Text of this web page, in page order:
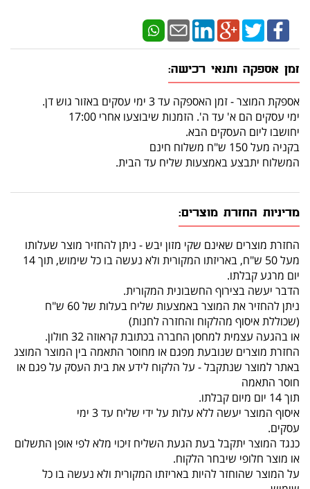
זמן אספקה ותנאי רכישה:
אספקת המוצר - זמן האספקה עד 3 ימי עסקים באזור גוש דן.
ימי עסקים הם א' עד ה'. הזמנות שיבוצעו אחרי 17:00
יחושבו ליום העסקים הבא.
בקניה מעל 150 ש"ח משלוח חינם
המשלוח יתבצע באמצעות שליח עד הבית.
מדיניות החזרת מוצרים:
החזרת מוצרים שאינם שקי מזון יבש - ניתן להחזיר מוצר שעלותו
מעל 50 ש"ח, באריזתו המקורית ולא נעשה בו כל שימוש, תוך 14
יום מרגע קבלתו.
הדבר יעשה בצירוף החשבונית המקורית.
ניתן להחזיר את המוצר באמצעות שליח בעלות של 60 ש"ח
(שכוללת איסוף מהלקוח והחזרה לחנות)
או בהגעה עצמית למחסן החברה בכתובת קראוזה 32 חולון.
החזרת מוצרים שנובעת מפגם או מחוסר התאמה בין המוצר המוצג
באתר למוצר שנתקבל - על הלקוח לידע את בית העסק על פגם או
חוסר התאמה
תוך 14 יום מיום קבלתו.
איסוף המוצר יעשה ללא עלות על ידי שליח עד 3 ימי
עסקים.
כנגד המוצר יתקבל בעת הגעת השליח זיכוי מלא לפי אופן התשלום
או מוצר חלופי שיבחר הלקוח.
על המוצר שהוחזר להיות באריזתו המקורית ולא נעשה בו כל